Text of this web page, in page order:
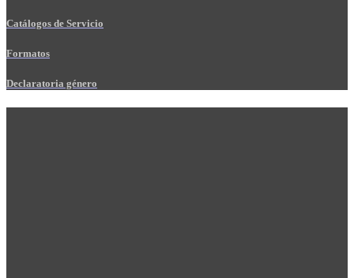
Catálogos de Servicio
Formatos
Declaratoria género